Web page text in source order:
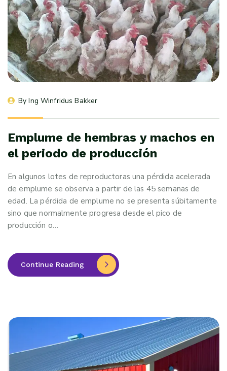
By Ing Winfridus Bakker
Emplume de hembras y machos en
el periodo de producción
En algunos lotes de reproductoras una pérdida acelerada
de emplume se observa a partir de las 45 semanas de
edad. La pérdida de emplume no se presenta súbitamente
sino que normalmente progresa desde el pico de
producción o…
Continue Reading